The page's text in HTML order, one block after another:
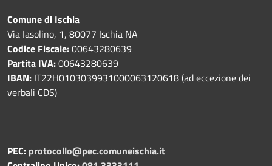
Comune di Ischia
Via Iasolino, 1, 80077 Ischia NA
Codice Fiscale:00643280639
Partita IVA:00643280639
IBAN: IT22H0103039931000063120618 (ad eccezione dei
verbali CDS)
PEC: protocollo@pec.comuneischia.it